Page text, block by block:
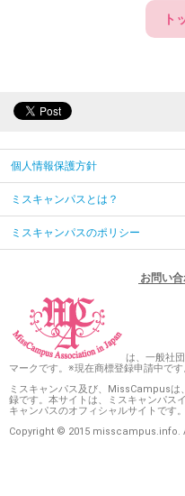
ト
個人情報保護方針
ミスキャンパスとは？
ミスキャンパスのポリシー
お問い
は、一般社
マークです。※現在商標登録申請中です
ミスキャンパス及び、MissCampusは
録です。本サイトは、ミスキャンパス
キャンパスのオフィシャルサイトです。
Copyright © 2015 misscampus.info.